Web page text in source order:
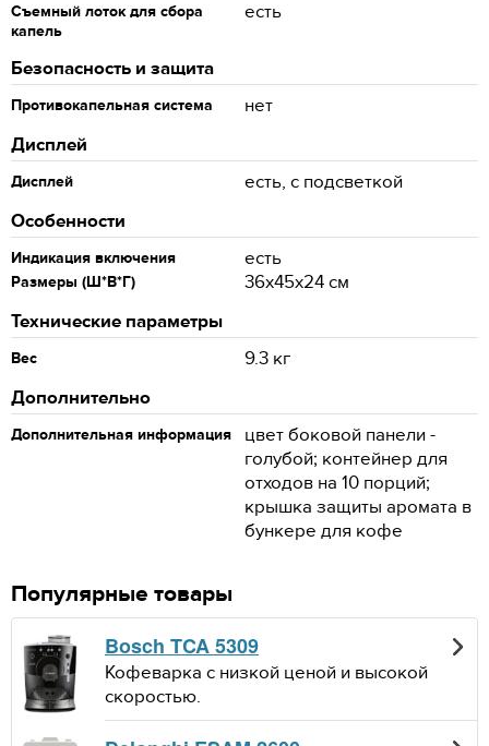
Съемный лоток для сбора
капель
есть
Безопасность и защита
Противокапельная система
нет
Дисплей
Дисплей
есть, с подсветкой
Особенности
Индикация включения есть
Размеры (Ш*В*Г)
36x45x24 см
Технические параметры
Вес
9.3 кг
Дополнительно
Дополнительная информация
цвет боковой панели -
голубой; контейнер для
отходов на 10 порций;
крышка защиты аромата в
бункере для кофе
Популярные товары
Bosch TCA 5309
Кофеварка с низкой ценой и высокой
скоростью.